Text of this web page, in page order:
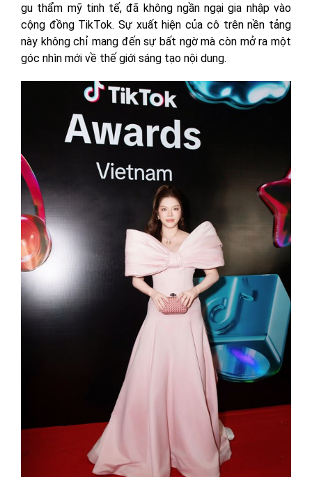
gu thẩm mỹ tinh tế, đã không ngần ngại gia nhập vào
cộng đồng TikTok. Sự xuất hiện của cô trên nền tảng
này không chỉ mang đến sự bất ngờ mà còn mở ra một
góc nhìn mới về thế giới sáng tạo nội dung.